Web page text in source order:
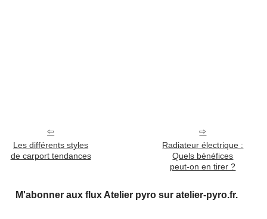
Les différents styles
de carport tendances
Radiateur électrique :
Quels bénéfices
peut-on en tirer ?
M'abonner aux flux Atelier pyro sur atelier-pyro.fr.